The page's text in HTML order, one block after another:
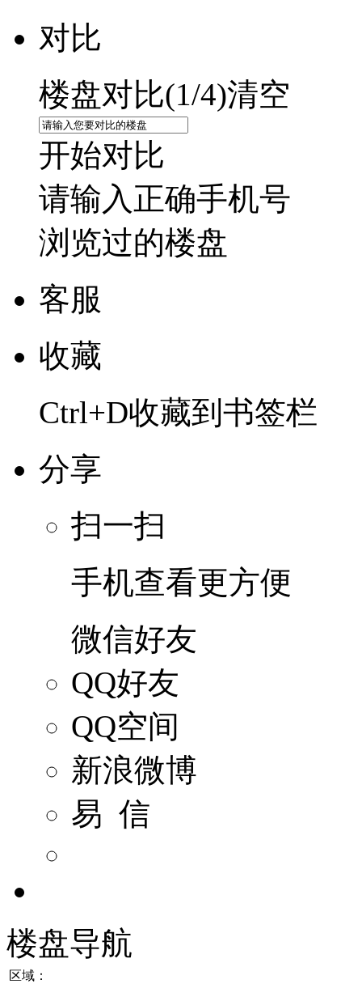
对比
楼盘对比(1/4)清空
开始对比
请输入正确手机号
浏览过的楼盘
客服
收藏
Ctrl+D收藏到书签栏
分享
扫一扫
手机查看更方便
微信好友
QQ好友
QQ空间
新浪微博
易 信
楼盘导航
区域：